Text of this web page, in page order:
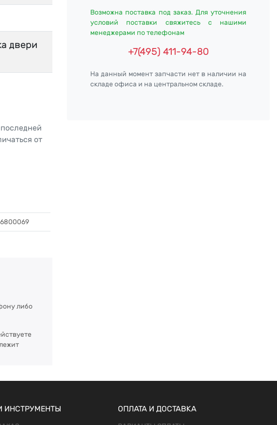
двери
от
либо
Возможна поставка под заказ. Для уточнения
условий поставки свяжитесь с нашими
менеджерами по телефонам
+7(495) 411-94-80
На данный момент запчасти нет в наличии на
складе офиса и на центральном складе.
ИНСТРУМЕНТЫ ОПЛАТА И ДОСТАВКА